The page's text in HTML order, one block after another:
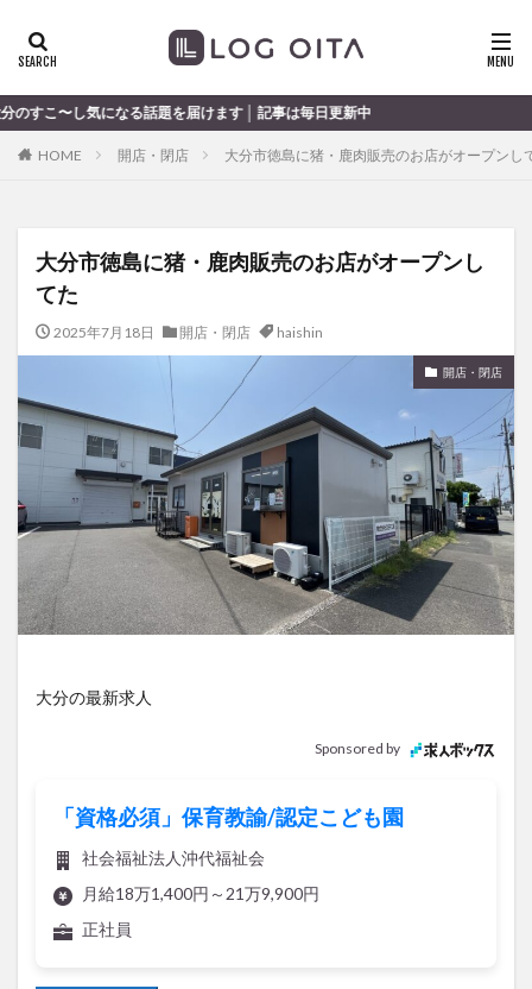
題を届けます │ 記事は毎日更新中
HOME 開店・閉店 大分市徳島に猪・鹿肉販売のお店がオープンし
大分市徳島に猪・鹿肉販売のお店がオープンし
てた
2025年7月18日 開店・閉店 haishin
開店・閉店
大分の最新求人
Sponsored by
「資格必須」保育教諭/認定こども園
社会福祉法人沖代福祉会
月給18万1,400円～21万9,900円
正社員
ディナー
haishin
haisin haisnin hasihin
hasishin
hishin
OPA
Paypay PR TOKIPO
うみたまご
おでかけ
お弁当
くじゅう連山
ねとらぼ
ひまわり
ふるさと納税
まつり
みかん
むし湯
わさだタウン
わったん
アイススケート
アウトドア
アサイーボウル
アフリカンサファリ
アミュプラザおおいた
アレンジレシピ
アートプラザ
イタリア料理
ウクライナ
サイゼリヤ
サウナ
ジャマイカ料理
ジャークチキン
スイーツ
スタバ
セレクトショップ
チキンカレー
テイクアウト
トキハ本店